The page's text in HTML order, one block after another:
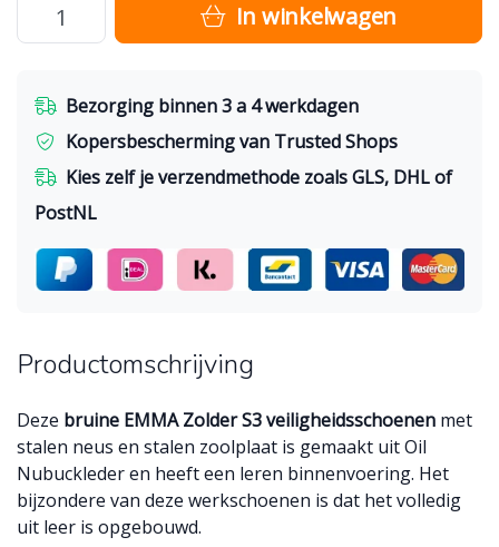
In winkelwagen
Bezorging binnen 3 a 4 werkdagen
Kopersbescherming van Trusted Shops
Kies zelf je verzendmethode zoals GLS, DHL of
PostNL
Productomschrijving
Deze bruine EMMA Zolder S3 veiligheidsschoenen met
stalen neus en stalen zoolplaat is gemaakt uit Oil
Nubuckleder en heeft een leren binnenvoering. Het
bijzondere van deze werkschoenen is dat het volledig
uit leer is opgebouwd.